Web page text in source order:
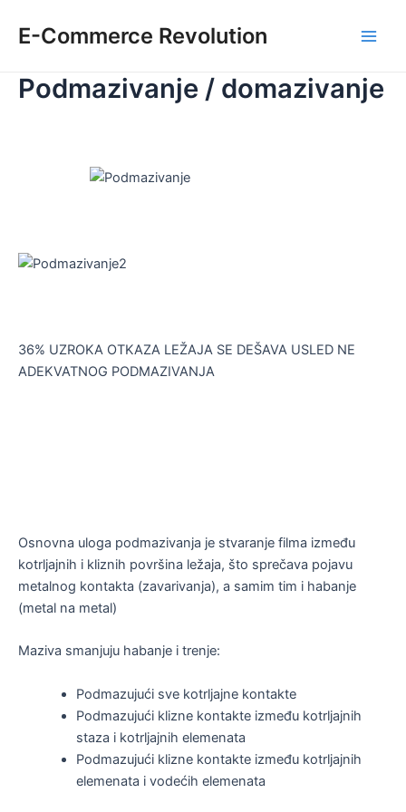
E-Commerce Revolution
Podmazivanje / domazivanje
36% UZROKA OTKAZA LEŽAJA SE DEŠAVA USLED NE
ADEKVATNOG PODMAZIVANJA
Osnovna uloga podmazivanja je stvaranje filma između
kotrljajnih i kliznih površina ležaja, što sprečava pojavu
metalnog kontakta (zavarivanja), a samim tim i habanje
(metal na metal)
Maziva smanjuju habanje i trenje:
Podmazujući sve kotrljajne kontakte
Podmazujući klizne kontakte između kotrljajnih
staza i kotrljajnih elemenata
Podmazujući klizne kontakte između kotrljajnih
elemenata i vodećih elemenata